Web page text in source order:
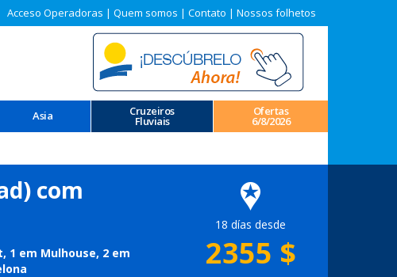
Acceso Operadoras | Quem somos | Contato | Nossos folhetos
Asia Cruzeiros
Fluviais
Ofertas
6/8/2026
com
1 em Mulhouse, 2 em
18 días desde
2355 $